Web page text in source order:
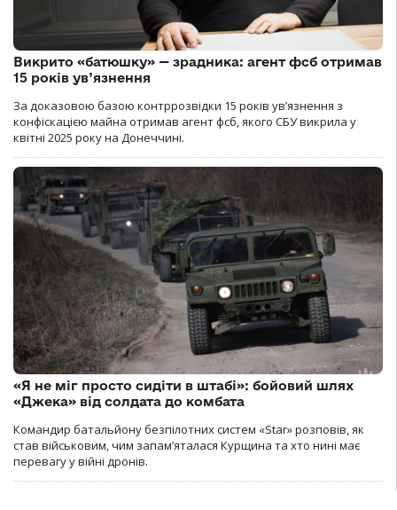
Викрито «батюшку» — зрадника: агент фсб отримав
15 років ув’язнення
За доказовою базою контррозвідки 15 років увʼязнення з
конфіскацією майна отримав агент фсб, якого СБУ викрила у
квітні 2025 року на Донеччині.
«Я не міг просто сидіти в штабі»: бойовий шлях
«Джека» від солдата до комбата
Командир батальйону безпілотних систем «Star» розповів, як
став військовим, чим запам’яталася Курщина та хто нині має
перевагу у війні дронів.